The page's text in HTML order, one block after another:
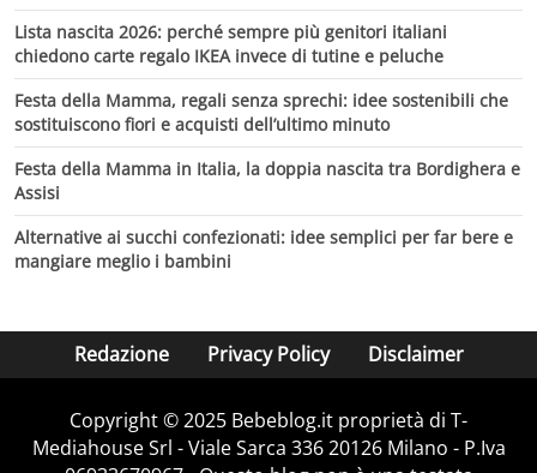
Lista nascita 2026: perché sempre più genitori italiani
chiedono carte regalo IKEA invece di tutine e peluche
Festa della Mamma, regali senza sprechi: idee sostenibili che
sostituiscono fiori e acquisti dell’ultimo minuto
Festa della Mamma in Italia, la doppia nascita tra Bordighera e
Assisi
Alternative ai succhi confezionati: idee semplici per far bere e
mangiare meglio i bambini
Redazione Privacy Policy Disclaimer
Copyright © 2025 Bebeblog.it proprietà di T-
Mediahouse Srl - Viale Sarca 336 20126 Milano - P.Iva